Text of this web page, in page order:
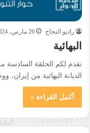
راديو النجاح 26 مارس، 2024
البهائية
نقدم لكم الحلقة السادسة
الديانة البهائية من
أكمل القراءة »